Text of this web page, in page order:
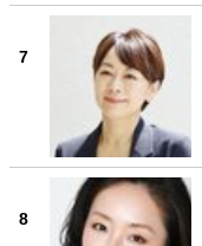
7
8